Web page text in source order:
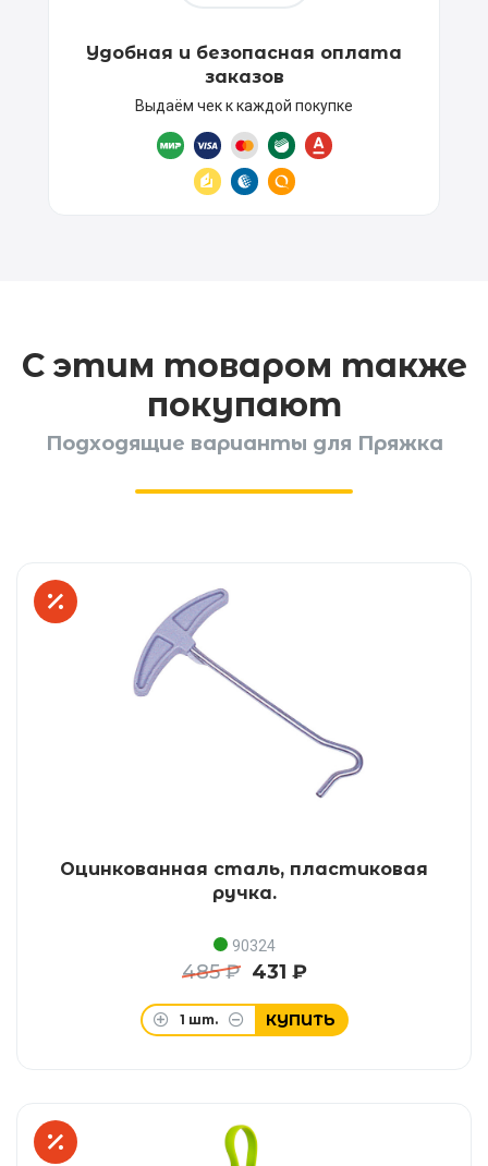
Удобная и безопасная оплата
заказов
Выдаём чек к каждой покупке
С этим товаром также
покупают
Подходящие варианты для Пряжка
Оцинкованная сталь, пластиковая
ручка.
90324
485 ₽ 431 ₽
1 шт. КУПИТЬ